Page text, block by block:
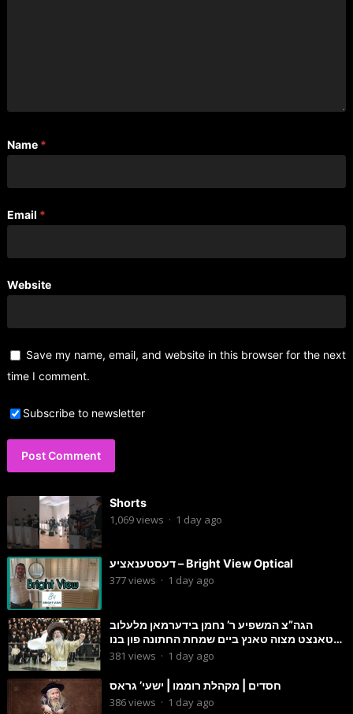
Name *
Email *
Website
Save my name, email, and website in this browser for the next
time I comment.
Subscribe to newsletter
Shorts
1,069views · 1 day ago
דעסטענאציע – Bright View Optical
377views · 1 day ago
הגה”צ המשפיע ר’ נחמן בידערמאן מלעלוב
טאנצט מצוה טאנץ ביים שמחת החתונה פון בנו
החתן
381 views · 1 day ago
חסדים | מקהלת רוממו | ישעי’ גראס
386views · 1 day ago